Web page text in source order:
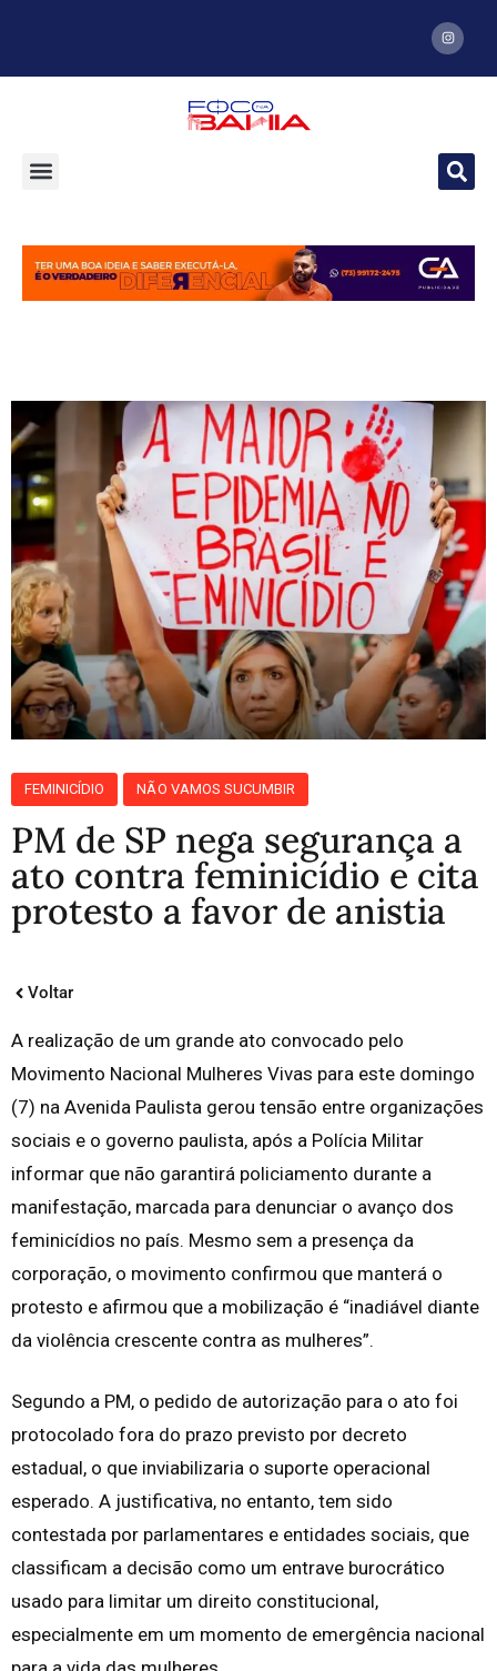
FEMINICÍDIO NÃO VAMOS SUCUMBIR
PM de SP nega segurança a
ato contra feminicídio e cita
protesto a favor de anistia
Voltar
A realização de um grande ato convocado pelo
Movimento Nacional Mulheres Vivas para este domingo
(7) na Avenida Paulista gerou tensão entre organizações
sociais e o governo paulista, após a Polícia Militar
informar que não garantirá policiamento durante a
manifestação, marcada para denunciar o avanço dos
feminicídios no país. Mesmo sem a presença da
corporação, o movimento confirmou que manterá o
protesto e afirmou que a mobilização é “inadiável diante
da violência crescente contra as mulheres”.
Segundo a PM, o pedido de autorização para o ato foi
protocolado fora do prazo previsto por decreto
estadual, o que inviabilizaria o suporte operacional
esperado. A justificativa, no entanto, tem sido
contestada por parlamentares e entidades sociais, que
classificam a decisão como um entrave burocrático
usado para limitar um direito constitucional,
especialmente em um momento de emergência nacional